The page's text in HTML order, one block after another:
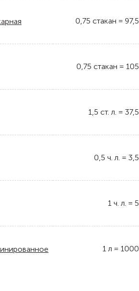
0,75 стакан = 97,5
0,75 стакан = 105
1,5 ст. л. = 37,5
0,5 ч. л. = 3,5
1 ч. л. = 5
1 л = 1000